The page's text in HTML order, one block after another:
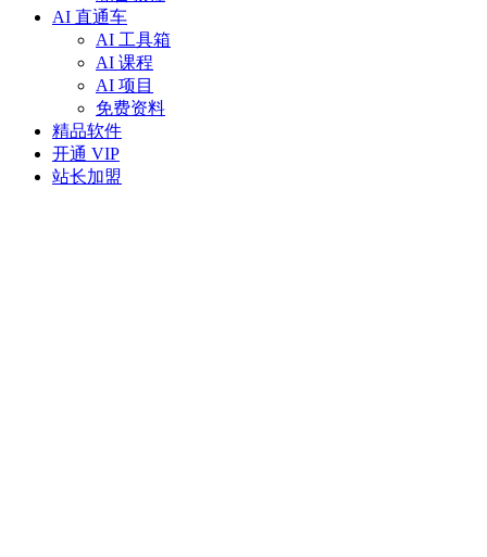
AI 直通车
AI 工具箱
AI 课程
AI 项目
免费资料
精品软件
开通 VIP
站长加盟